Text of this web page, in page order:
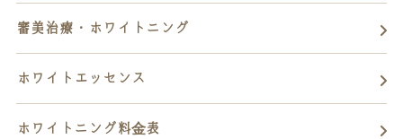
審美治療・ホワイトニング
ホワイトエッセンス
ホワイトニング料金表